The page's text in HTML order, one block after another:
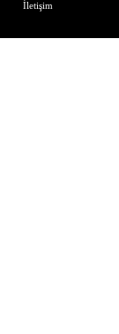
İletişim